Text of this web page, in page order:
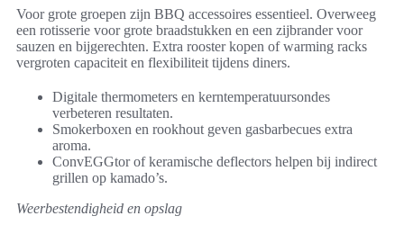
Voor grote groepen zijn BBQ accessoires essentieel. Overweeg
een rotisserie voor grote braadstukken en een zijbrander voor
sauzen en bijgerechten. Extra rooster kopen of warming racks
vergroten capaciteit en flexibiliteit tijdens diners.
Digitale thermometers en kerntemperatuursondes
verbeteren resultaten.
Smokerboxen en rookhout geven gasbarbecues extra
aroma.
ConvEGGtor of keramische deflectors helpen bij indirect
grillen op kamado’s.
Weerbestendigheid en opslag